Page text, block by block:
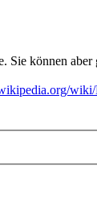
können
wiki/